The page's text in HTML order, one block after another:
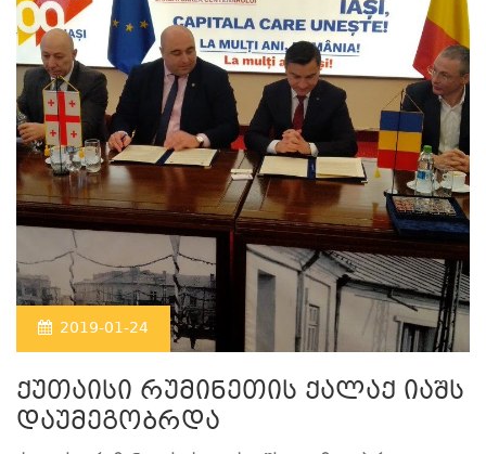
2019-01-24
ქუთაისი რუმინეთის ქალაქ იაშს
დაუმეგობრდა